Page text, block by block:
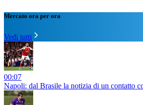
Mercato ora per ora
Vedi tutti
00:07
Napoli: dal Brasile la notizia di un contatto